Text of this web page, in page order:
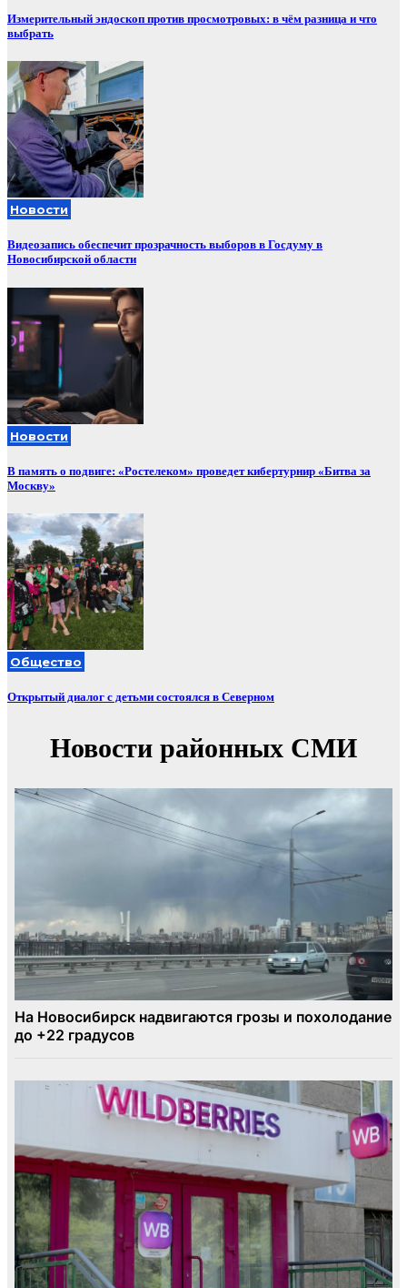
Измерительный эндоскоп против просмотровых: в чём разница и что
выбрать
Новости
Видеозапись обеспечит прозрачность выборов в Госдуму в
Новосибирской области
Новости
В память о подвиге: «Ростелеком» проведет кибертурнир «Битва за
Москву»
Общество
Открытый диалог с детьми состоялся в Северном